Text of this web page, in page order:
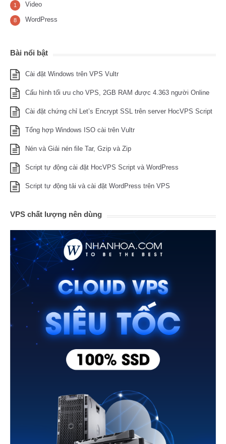
Video
1
WordPress
8
Bài nổi bật
Cài đặt Windows trên VPS Vultr
Cấu hình tối ưu cho VPS, 2GB RAM được 4.363 người Online
Cài đặt chứng chỉ Let’s Encrypt SSL trên server HocVPS Script
Tổng hợp Windows ISO cài trên Vultr
Nén và Giải nén file Tar, Gzip và Zip
Script tự động cài đặt HocVPS Script và WordPress
Script tự động tải và cài đặt WordPress trên VPS
VPS chất lượng nên dùng